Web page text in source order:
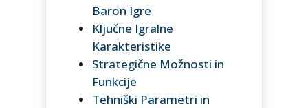
Baron Igre
Ključne Igralne
Karakteristike
Strategične Možnosti in
Funkcije
Tehniški Parametri in